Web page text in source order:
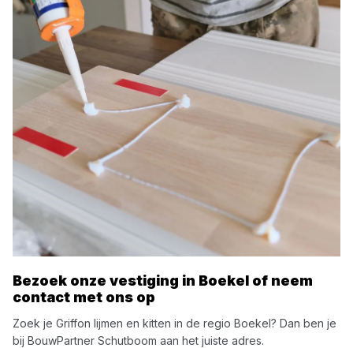
Bezoek onze vestiging in Boekel of neem
contact met ons op
Zoek je Griffon lijmen en kitten in de regio Boekel? Dan ben je
bij BouwPartner Schutboom aan het juiste adres.